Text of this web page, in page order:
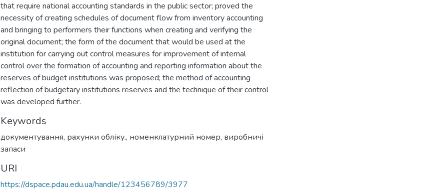
that require national accounting standards in the public sector; proved the
necessity of creating schedules of document flow from inventory accounting
and bringing to performers their functions when creating and verifying the
original document; the form of the document that would be used at the
institution for carrying out control measures for improvement of internal
control over the formation of accounting and reporting information about the
reserves of budget institutions was proposed; the method of accounting
reflection of budgetary institutions reserves and the technique of their control
was developed further.
Keywords
документування, рахунки обліку., номенклатурний номер, виробничі
запаси
URI
https://dspace.pdau.edu.ua/handle/123456789/3977